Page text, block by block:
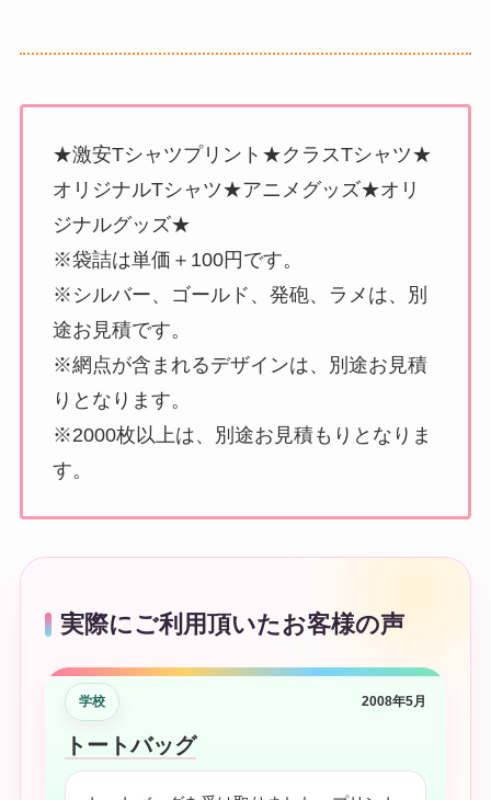
★激安Tシャツプリント★クラスTシャツ★
オリジナルTシャツ★アニメグッズ★オリ
ジナルグッズ★
※袋詰は単価＋100円です。
※シルバー、ゴールド、発砲、ラメは、別
途お見積です。
※網点が含まれるデザインは、別途お見積
りとなります。
※2000枚以上は、別途お見積もりとなりま
す。
実際にご利用頂いたお客様の声
学校 2008年5月
トートバッグ